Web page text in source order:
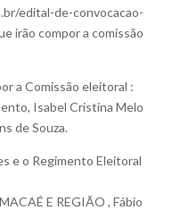
edital-de-convocacao-
irão compor a comissão
a Comissão eleitoral :
Isabel Cristina Melo
de Souza.
e o Regimento Eleitoral
E REGIÃO , Fábio